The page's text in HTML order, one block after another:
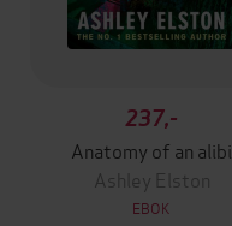
237,-
Anatomy of an alibi
Ashley Elston
EBOK